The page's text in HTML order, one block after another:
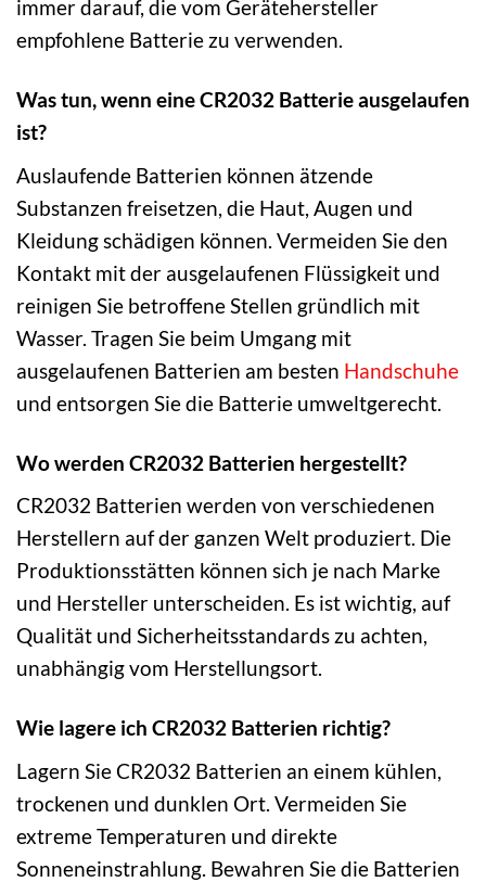
immer darauf, die vom Gerätehersteller
empfohlene Batterie zu verwenden.
Was tun, wenn eine CR2032 Batterie ausgelaufen
ist?
Auslaufende Batterien können ätzende
Substanzen freisetzen, die Haut, Augen und
Kleidung schädigen können. Vermeiden Sie den
Kontakt mit der ausgelaufenen Flüssigkeit und
reinigen Sie betroffene Stellen gründlich mit
Wasser. Tragen Sie beim Umgang mit
ausgelaufenen Batterien am besten Handschuhe
und entsorgen Sie die Batterie umweltgerecht.
Wo werden CR2032 Batterien hergestellt?
CR2032 Batterien werden von verschiedenen
Herstellern auf der ganzen Welt produziert. Die
Produktionsstätten können sich je nach Marke
und Hersteller unterscheiden. Es ist wichtig, auf
Qualität und Sicherheitsstandards zu achten,
unabhängig vom Herstellungsort.
Wie lagere ich CR2032 Batterien richtig?
Lagern Sie CR2032 Batterien an einem kühlen,
trockenen und dunklen Ort. Vermeiden Sie
extreme Temperaturen und direkte
Sonneneinstrahlung. Bewahren Sie die Batterien